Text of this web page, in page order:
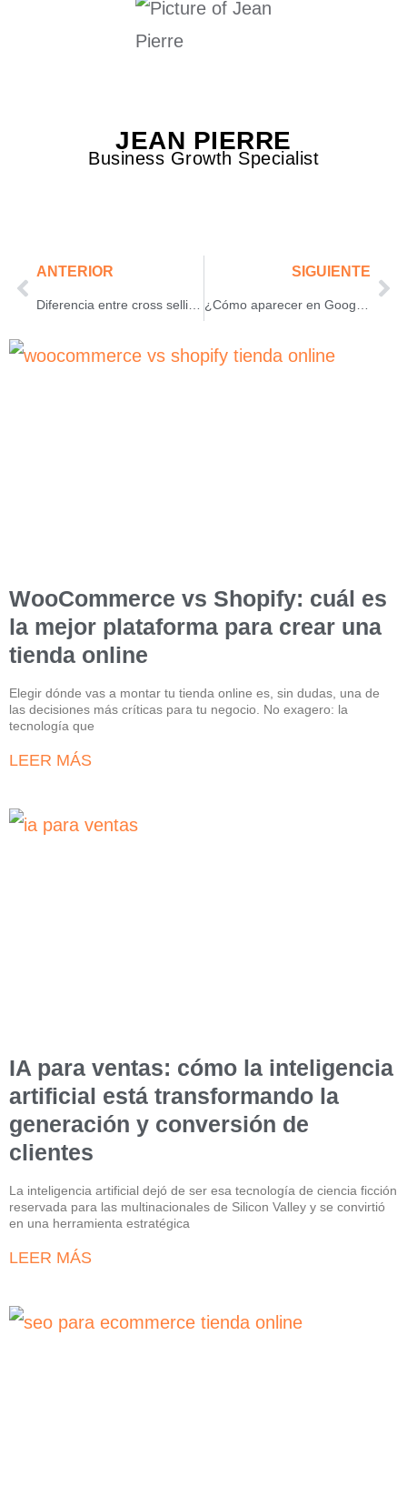
JEAN PIERRE
Business Growth Specialist
ANTERIOR SIGUIENTE
WooCommerce vs Shopify: cuál es
la mejor plataforma para crear una
tienda online
Elegir dónde vas a montar tu tienda online es, sin dudas, una de
las decisiones más críticas para tu negocio. No exagero: la
tecnología que
LEER MÁS
IA para ventas: cómo la inteligencia
artificial está transformando la
generación y conversión de
clientes
La inteligencia artificial dejó de ser esa tecnología de ciencia ficción
reservada para las multinacionales de Silicon Valley y se convirtió
en una herramienta estratégica
LEER MÁS